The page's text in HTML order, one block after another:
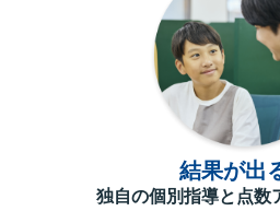
結果が出
独自の個別指導と点数